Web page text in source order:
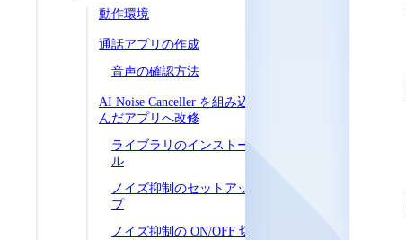
動作環境
通話アプリの作成
音声の確認方法
AI Noise Canceller を組み込
んだアプリへ改修
ライブラリのインストー
ル
ノイズ抑制のセットアッ
プ
ノイズ抑制の ON/OFF 切